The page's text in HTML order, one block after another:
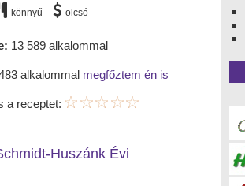
könnyű olcsó
13 589 alkalommal
alkalommal megfőztem én is
a receptet:
Huszánk Évi